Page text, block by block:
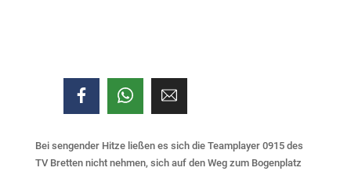
Bei sengender Hitze ließen es sich die Teamplayer 0915 des
TV Bretten nicht nehmen, sich auf den Weg zum Bogenplatz